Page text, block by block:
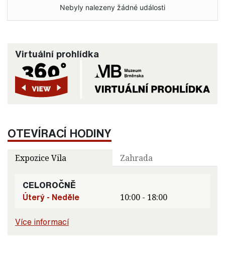
Nebyly nalezeny žádné události
Virtuální prohlídka
OTEVÍRACÍ HODINY
Expozice Vila Zahrada
CELOROČNĚ
Úterý - Neděle
10:00 - 18:00
Více informací